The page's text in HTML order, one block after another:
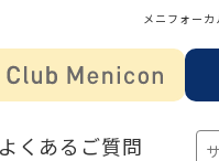
メニフォー
くあるご質問